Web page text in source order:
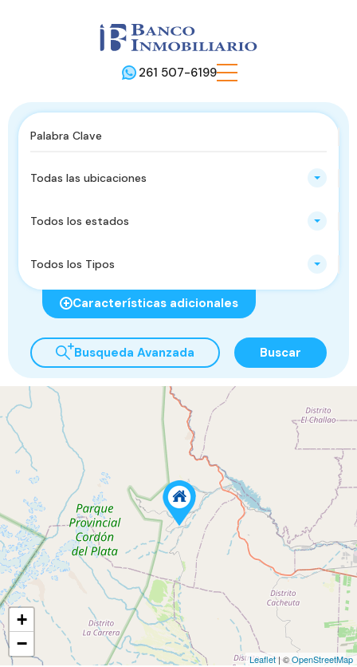
261 507-6199
Todas las ubicaciones
Todos los estados
Todos los Tipos
Características adicionales
Busqueda Avanzada Buscar
+
−
Leaflet | ©OpenStreetMap